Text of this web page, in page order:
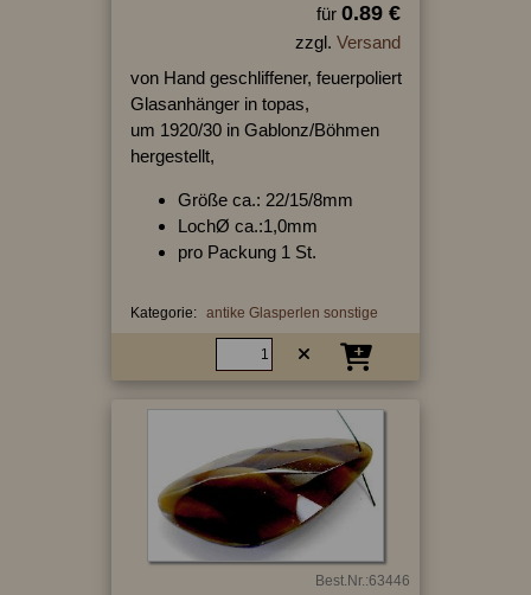
für 0.89 €
zzgl. Versand
von Hand geschliffener, feuerpoliert
Glasanhänger in topas,
um 1920/30 in Gablonz/Böhmen
hergestellt,
Größe ca.: 22/15/8mm
LochØ ca.:1,0mm
pro Packung 1 St.
Kategorie: antike Glasperlen sonstige
Best.Nr.:63446